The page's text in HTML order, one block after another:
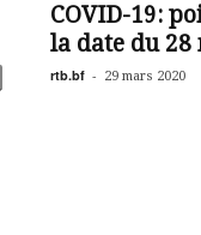
COVID-19:
la date du 28
rtb.bf - 29 mars 2020